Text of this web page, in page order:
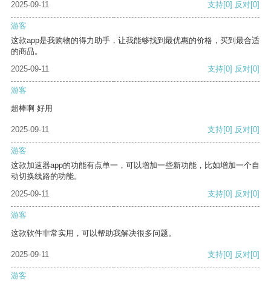
2025-09-11
支持[0] 反对[0]
游客
这款app是我购物的得力助手，让我能够找到最优惠的价格，买到最合适
的商品。
2025-09-11
支持[0] 反对[0]
游客
超棒啊 好用
2025-09-11 支持[0] 反对[0]
游客
这款加速器app的功能有点单一，可以增加一些新功能，比如增加一个自
动切换线路的功能。
2025-09-11
支持[0] 反对[0]
游客
这款软件非常实用，可以帮助我解决很多问题。
2025-09-11 支持[0] 反对[0]
游客